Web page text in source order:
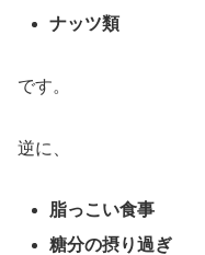
ナッツ類
です。
逆に、
脂っこい食事
糖分の摂り過ぎ